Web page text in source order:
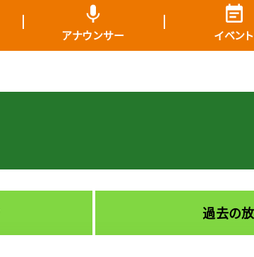
アナウンサー イベント
過去の